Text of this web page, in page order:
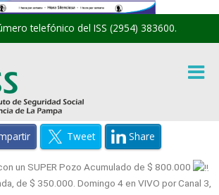
telefónico del ISS (2954) 383600.
Tweet Share
un SUPER Pozo Acumulado de $ 800.000
de $ 350.000. Domingo 4 en VIVO por Canal 3,